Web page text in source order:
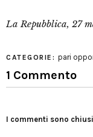
La Repubblica, 27
CATEGORIE: pari
1 Commento
I commenti sono